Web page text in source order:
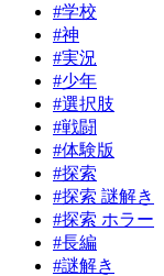
#学校
#神
#実況
#少年
#選択肢
#戦闘
#体験版
#探索
#探索 謎解き
#探索 ホラー
#長編
#謎解き